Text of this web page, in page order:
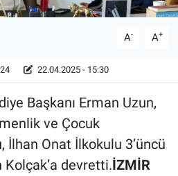
A- A+
22.04.2025 - 15:30
Başkanı Erman Uzun,
ve Çocuk
İlhan Onat İlkokulu 3’üncü
Kolçak’a devretti.İZMİR